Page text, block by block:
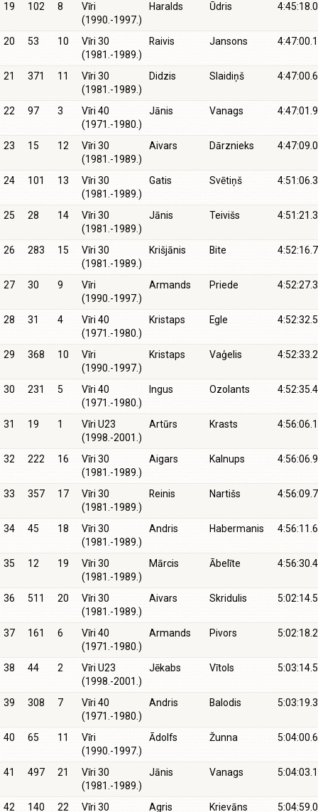
19 102 8
Vīri
(1990.-1997.)
Haralds Ūdris 4:45:18.0
20 53 10
Vīri 30
(1981.-1989.)
Raivis Jansons 4:47:00.1
21 371 11
Vīri 30
(1981.-1989.)
Didzis Slaidiņš 4:47:00.6
22 97 3
Vīri 40
(1971.-1980.)
Jānis Vanags 4:47:01.9
23 15 12
Vīri 30
(1981.-1989.)
Aivars Dārznieks 4:47:09.0
24 101 13
Vīri 30
(1981.-1989.)
Gatis Svētiņš 4:51:06.3
25 28 14
Vīri 30
(1981.-1989.)
Jānis Teivišs 4:51:21.3
26 283 15
Vīri 30
(1981.-1989.)
Krišjānis Bite 4:52:16.7
27 30 9
Vīri
(1990.-1997.)
Armands Priede 4:52:27.3
28 31 4
Vīri 40
(1971.-1980.)
Kristaps Egle 4:52:32.5
29 368 10
Vīri
(1990.-1997.)
Kristaps Vaģelis 4:52:33.2
30 231 5
Vīri 40
(1971.-1980.)
Ingus Ozolants 4:52:35.4
31 19 1
Vīri U23
(1998.-2001.)
Artūrs Krasts 4:56:06.1
32 222 16
Vīri 30
(1981.-1989.)
Aigars Kalnups 4:56:06.9
33 357 17
Vīri 30
(1981.-1989.)
Reinis Nartišs 4:56:09.7
34 45 18
Vīri 30
(1981.-1989.)
Andris Habermanis 4:56:11.6
35 12 19
Vīri 30
(1981.-1989.)
Mārcis Ābelīte 4:56:30.4
36 511 20
Vīri 30
(1981.-1989.)
Aivars Skridulis 5:02:14.5
37 161 6
Vīri 40
(1971.-1980.)
Armands Pivors 5:02:18.2
38 44 2
Vīri U23
(1998.-2001.)
Jēkabs Vītols 5:03:14.5
39 308 7
Vīri 40
(1971.-1980.)
Andris Balodis 5:03:19.3
40 65 11
Vīri
(1990.-1997.)
Ādolfs Žunna 5:04:00.6
41 497 21
Vīri 30
(1981.-1989.)
Jānis Vanags 5:04:03.1
42 140 22
Vīri 30
Agris Krievāns 5:04:59.0